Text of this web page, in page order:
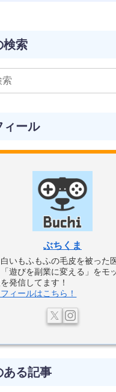
検索
ィール
ぶちくま
いもふもふの毛皮を被った
遊びを副業に変える」をモ
発信してます！
ィールはこちら！
ある記事